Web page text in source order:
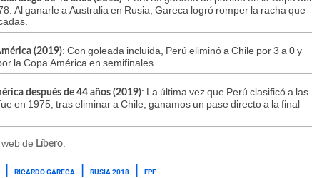
Al ganarle a Australia en Rusia, Gareca logró romper la racha que
(2019): Con goleada incluida, Perú eliminó a Chile por 3 a 0 y
la Copa América en semifinales.
después de 44 años (2019): La última vez que Perú clasificó a las
en 1975, tras eliminar a Chile, ganamos un pase directo a la final
de Líbero.
RICARDO GARECA RUSIA 2018 FPF